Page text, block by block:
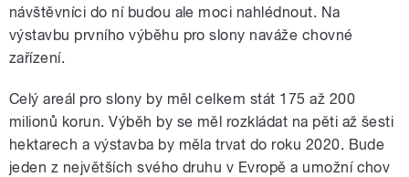
návštěvníci do ní budou ale moci nahlédnout. Na
výstavbu prvního výběhu pro slony naváže chovné
zařízení.
Celý areál pro slony by měl celkem stát 175 až 200
milionů korun. Výběh by se měl rozkládat na pěti až šesti
hektarech a výstavba by měla trvat do roku 2020. Bude
jeden z největších svého druhu v Evropě a umožní chov